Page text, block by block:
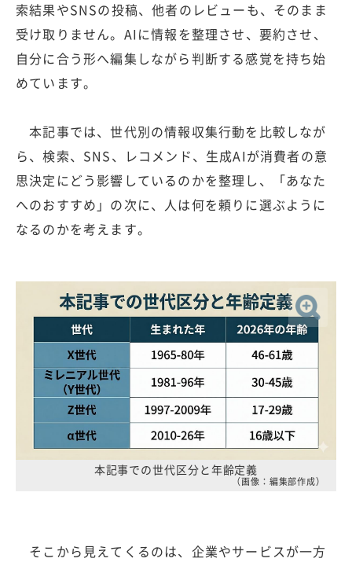
索結果やSNSの投稿、他者のレビューも、そのまま
受け取りません。AIに情報を整理させ、要約させ、
自分に合う形へ編集しながら判断する感覚を持ち始
めています。
本記事では、世代別の情報収集行動を比較しなが
ら、検索、SNS、レコメンド、生成AIが消費者の意
思決定にどう影響しているのかを整理し、「あなた
へのおすすめ」の次に、人は何を頼りに選ぶように
なるのかを考えます。
本記事での世代区分と年齢定義
（画像：編集部作成）
そこから見えてくるのは、企業やサービスが一方